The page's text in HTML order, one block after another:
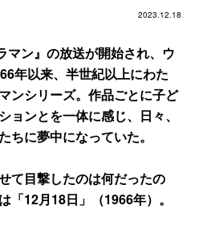
2023.12.18
マン』の放送が開始され、ウ
年以来、半世紀以上にわた
ンシリーズ。作品ごとに子ど
ョンとを一体に感じ、日々、
ちに夢中になっていた。
て目撃したのは何だったの
12月18日」（1966年）。